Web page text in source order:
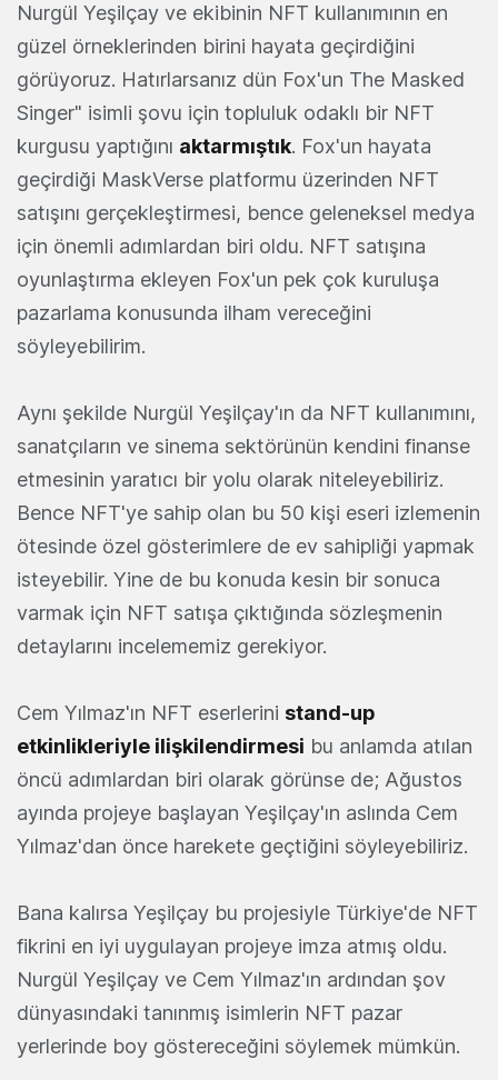
Nurgül Yeşilçay ve ekibinin NFT kullanımının en
güzel örneklerinden birini hayata geçirdiğini
görüyoruz. Hatırlarsanız dün Fox'un The Masked
Singer" isimli şovu için topluluk odaklı bir NFT
kurgusu yaptığını aktarmıştık. Fox'un hayata
geçirdiği MaskVerse platformu üzerinden NFT
satışını gerçekleştirmesi, bence geleneksel medya
için önemli adımlardan biri oldu. NFT satışına
oyunlaştırma ekleyen Fox'un pek çok kuruluşa
pazarlama konusunda ilham vereceğini
söyleyebilirim.
Aynı şekilde Nurgül Yeşilçay'ın da NFT kullanımını,
sanatçıların ve sinema sektörünün kendini finanse
etmesinin yaratıcı bir yolu olarak niteleyebiliriz.
Bence NFT'ye sahip olan bu 50 kişi eseri izlemenin
ötesinde özel gösterimlere de ev sahipliği yapmak
isteyebilir. Yine de bu konuda kesin bir sonuca
varmak için NFT satışa çıktığında sözleşmenin
detaylarını incelememiz gerekiyor.
Cem Yılmaz'ın NFT eserlerini stand-up
etkinlikleriyle ilişkilendirmesi bu anlamda atılan
öncü adımlardan biri olarak görünse de; Ağustos
ayında projeye başlayan Yeşilçay'ın aslında Cem
Yılmaz'dan önce harekete geçtiğini söyleyebiliriz.
Bana kalırsa Yeşilçay bu projesiyle Türkiye'de NFT
fikrini en iyi uygulayan projeye imza atmış oldu.
Nurgül Yeşilçay ve Cem Yılmaz'ın ardından şov
dünyasındaki tanınmış isimlerin NFT pazar
yerlerinde boy göstereceğini söylemek mümkün.